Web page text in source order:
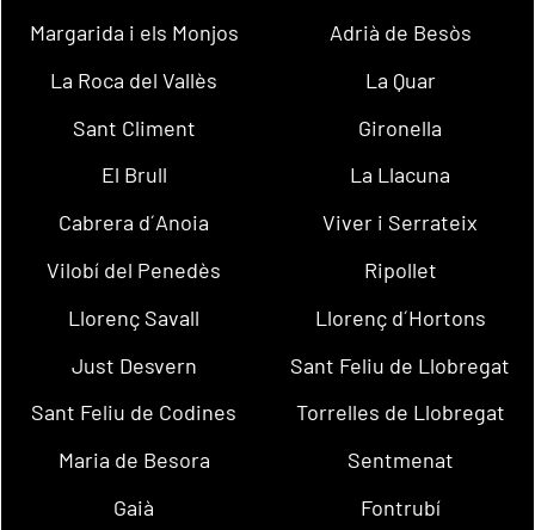
Margarida i els Monjos
Adrià de Besòs
La Roca del Vallès
La Quar
Sant Climent
Gironella
El Brull
La Llacuna
Cabrera d´Anoia
Viver i Serrateix
Vilobí del Penedès
Ripollet
Llorenç Savall
Llorenç d´Hortons
Just Desvern
Sant Feliu de Llobregat
Sant Feliu de Codines
Torrelles de Llobregat
Maria de Besora
Sentmenat
Gaià
Fontrubí